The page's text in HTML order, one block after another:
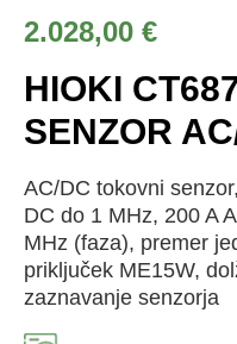
2.028,00 €
HIOKI
SENZOR
AC/DC tokovni
DC do 1 MHz, 200 A
MHz (faza), premer
priključek ME15W,
zaznavanje senzorja